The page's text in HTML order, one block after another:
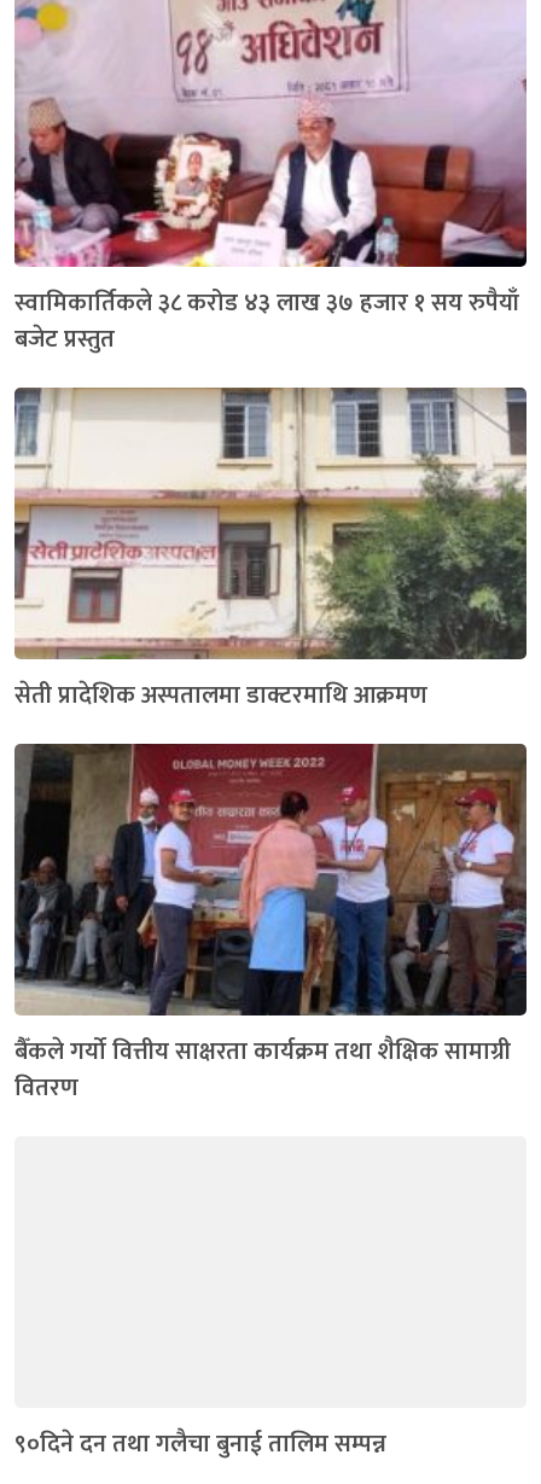
स्वामिकार्तिकले ३८ करोड ४३ लाख ३७ हजार १ सय रुपैयाँ
बजेट प्रस्तुत
सेती प्रादेशिक अस्पतालमा डाक्टरमाथि आक्रमण
बैँकले गर्यो वित्तीय साक्षरता कार्यक्रम तथा शैक्षिक सामाग्री
वितरण
९०दिने दन तथा गलैचा बुनाई तालिम सम्पन्न